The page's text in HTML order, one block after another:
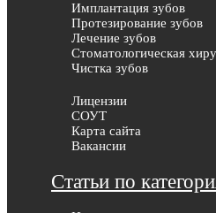
Имплантация зубов
Протезирование зубов
Лечение зубов
Стоматологическая
Чистка зубов
Лицензии
СОУТ
Карта сайта
Вакансии
Статьи по